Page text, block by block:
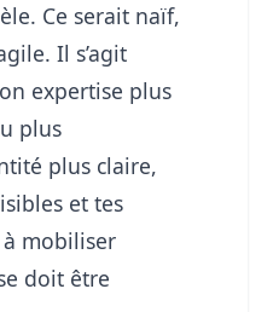
Ce serait naïf,
Il s’agit
expertise plus
plus
plus claire,
et tes
mobiliser
doit être